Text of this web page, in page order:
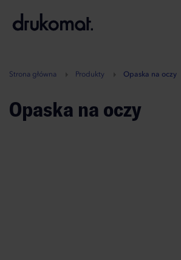
A
Strona główna Produkty Opaska na oczy
Opaska na oczy